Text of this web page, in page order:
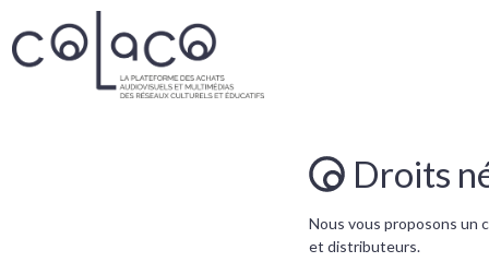
Droits
Nous vous proposons un
et distributeurs.